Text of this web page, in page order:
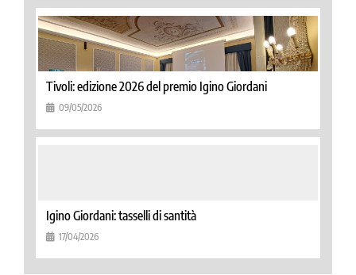
Tivoli: edizione 2026 del premio Igino Giordani
09/05/2026
Igino Giordani: tasselli di santità
17/04/2026